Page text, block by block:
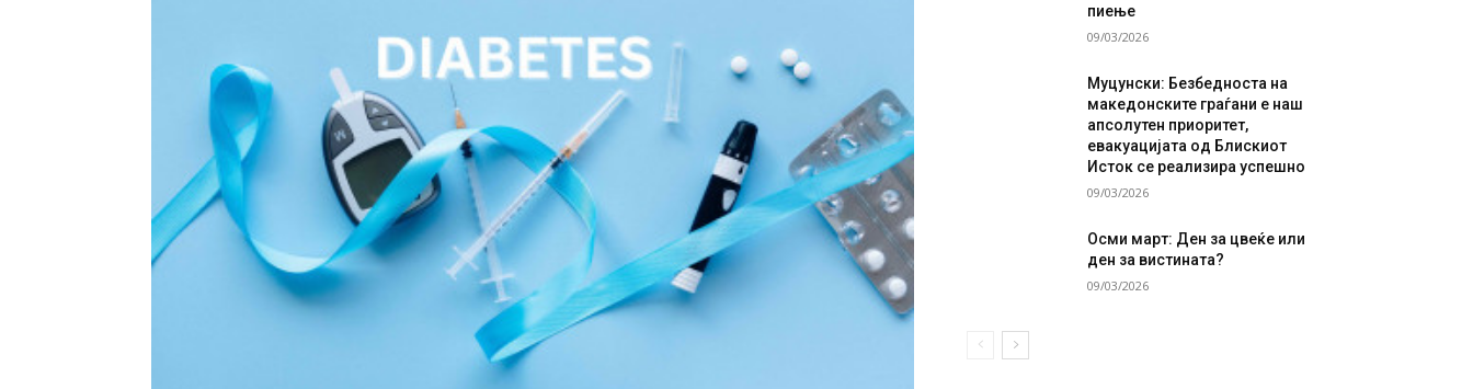
пиење
09/03/2026
Муцунски: Безбедноста на
македонските граѓани е наш
апсолутен приоритет,
евакуацијата од Блискиот
Исток се реализира успешно
09/03/2026
Осми март: Ден за цвеќе или
ден за вистината?
09/03/2026